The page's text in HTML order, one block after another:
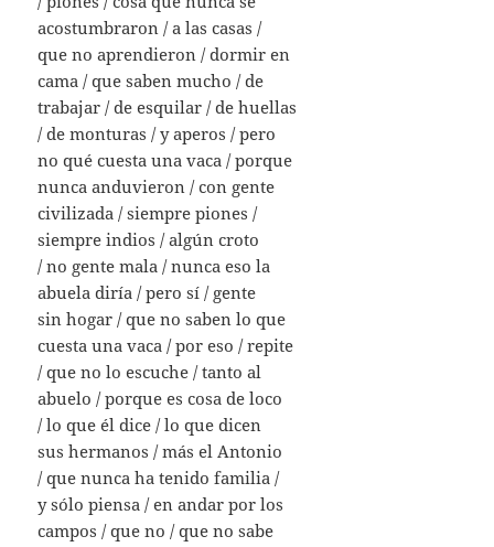
acostumbraron / a las casas /
que no aprendieron / dormir en
cama / que saben mucho / de
trabajar / de esquilar / de huellas
/ de monturas / y aperos / pero
no qué cuesta una vaca / porque
nunca anduvieron / con gente
civilizada / siempre piones /
siempre indios / algún croto
/ no gente mala / nunca eso la
abuela diría / pero sí / gente
sin hogar / que no saben lo que
cuesta una vaca / por eso / repite
/ que no lo escuche / tanto al
abuelo / porque es cosa de loco
/ lo que él dice / lo que dicen
sus hermanos / más el Antonio
/ que nunca ha tenido familia /
y sólo piensa / en andar por los
campos / que no / que no sabe